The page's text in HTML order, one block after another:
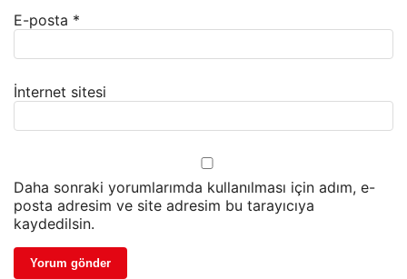
E-posta *
İnternet sitesi
Daha sonraki yorumlarımda kullanılması için adım, e-
posta adresim ve site adresim bu tarayıcıya
kaydedilsin.